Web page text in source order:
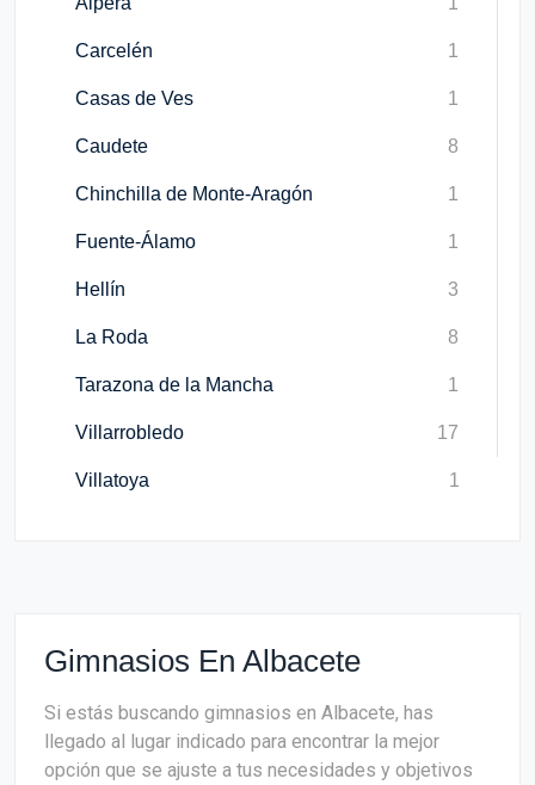
Carcelén 1
Casas de Ves 1
Caudete 8
Chinchilla de Monte-Aragón 1
Fuente-Álamo 1
Hellín 3
La Roda 8
Tarazona de la Mancha 1
Villarrobledo 17
Villatoya 1
Gimnasios En Albacete
Si estás buscando gimnasios en Albacete, has
llegado al lugar indicado para encontrar la mejor
opción que se ajuste a tus necesidades y objetivos